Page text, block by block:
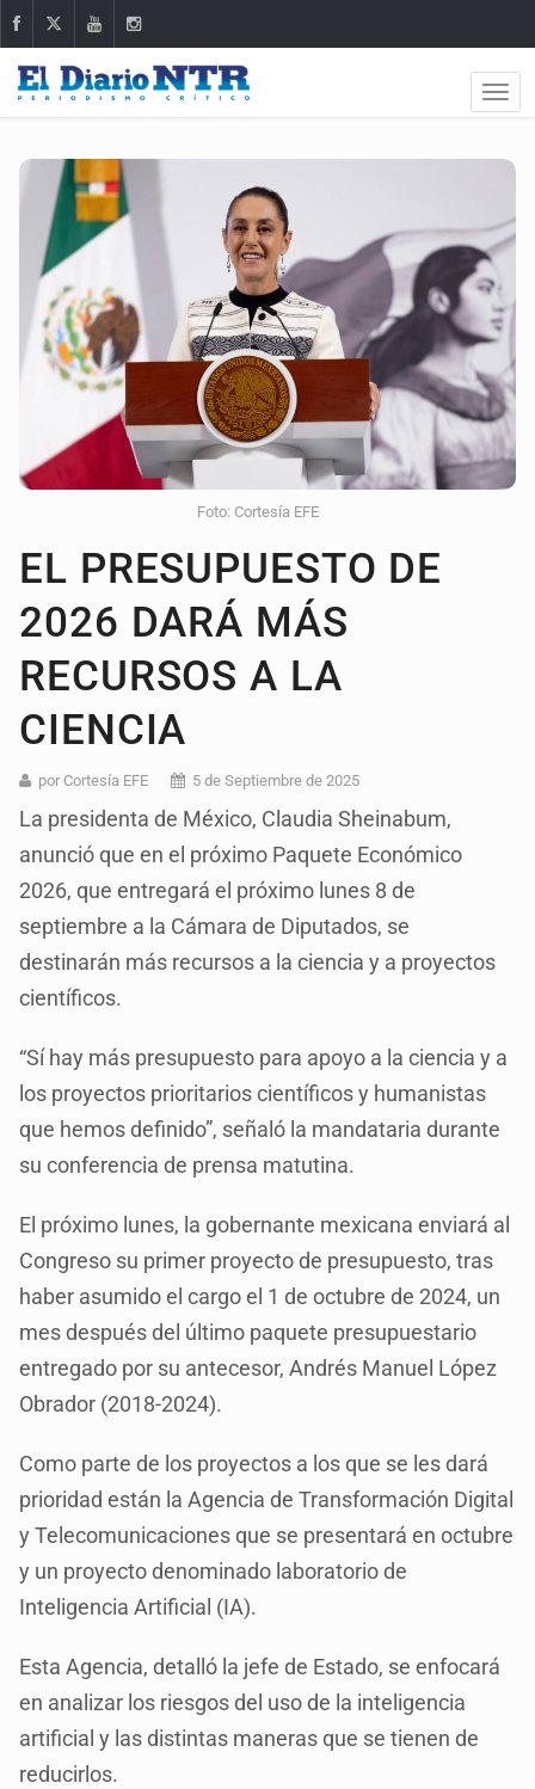
Foto: Cortesía EFE
EL PRESUPUESTO DE
2026 DARÁ MÁS
RECURSOS A LA
CIENCIA
por Cortesía EFE 5 de Septiembre de 2025
La presidenta de México, Claudia Sheinabum,
anunció que en el próximo Paquete Económico
2026, que entregará el próximo lunes 8 de
septiembre a la Cámara de Diputados, se
destinarán más recursos a la ciencia y a proyectos
científicos.
“Sí hay más presupuesto para apoyo a la ciencia y a
los proyectos prioritarios científicos y humanistas
que hemos definido”, señaló la mandataria durante
su conferencia de prensa matutina.
El próximo lunes, la gobernante mexicana enviará al
Congreso su primer proyecto de presupuesto, tras
haber asumido el cargo el 1 de octubre de 2024, un
mes después del último paquete presupuestario
entregado por su antecesor, Andrés Manuel López
Obrador (2018-2024).
Como parte de los proyectos a los que se les dará
prioridad están la Agencia de Transformación Digital
y Telecomunicaciones que se presentará en octubre
y un proyecto denominado laboratorio de
Inteligencia Artificial (IA).
Esta Agencia, detalló la jefe de Estado, se enfocará
en analizar los riesgos del uso de la inteligencia
artificial y las distintas maneras que se tienen de
reducirlos.